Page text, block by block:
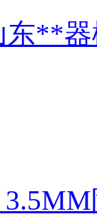
东**